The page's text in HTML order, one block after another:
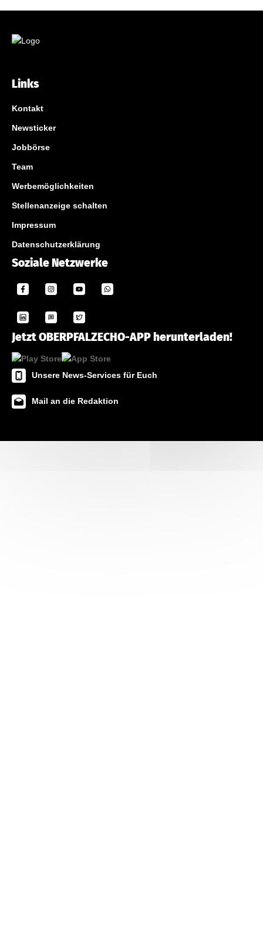
Links
Kontakt
Newsticker
Jobbörse
Team
Werbemöglichkeiten
Stellenanzeige schalten
Impressum
Datenschutzerklärung
Soziale Netzwerke
Jetzt OBERPFALZECHO-APP herunterladen!
Unsere News-Services für Euch
Mail an die Redaktion